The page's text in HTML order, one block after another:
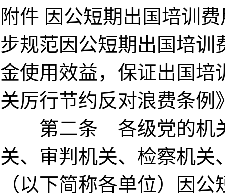
附件 因公短期出国培
步规范因公短期出国培
金使用效益，保证出国培
关厉行节约反对浪费条
第二条 各级党的机关
关、审判机关、检察机
（以下简称各单位）因